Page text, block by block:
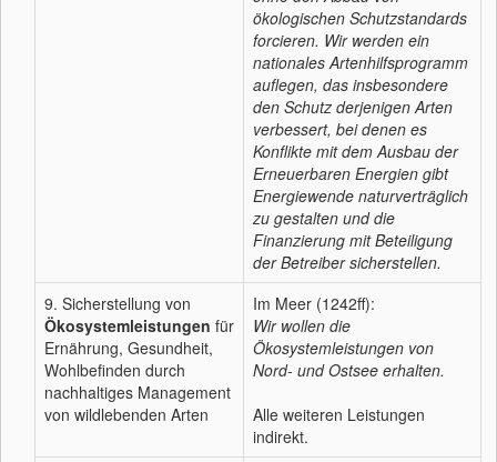
ökologischen Schutzstandards
forcieren. Wir werden ein
nationales Artenhilfsprogramm
auflegen, das insbesondere
den Schutz derjenigen Arten
verbessert, bei denen es
Konflikte mit dem Ausbau der
Erneuerbaren Energien gibt
Energiewende naturverträglich
zu gestalten und die
Finanzierung mit Beteiligung
der Betreiber sicherstellen.
9. Sicherstellung von
Ökosystemleistungen für
Ernährung, Gesundheit,
Wohlbefinden durch
nachhaltiges Management
von wildlebenden Arten
Im Meer (1242ff):
Wir wollen die
Ökosystemleistungen von
Nord- und Ostsee erhalten.
Alle weiteren Leistungen
indirekt.